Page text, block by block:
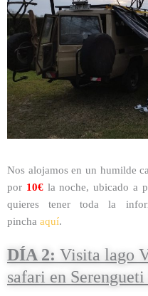
Nos alojamos en un humilde
por 10€la noche, ubicado a
quieres tener toda la
pincha aquí.
DÍA 2: Visita lago
safari en